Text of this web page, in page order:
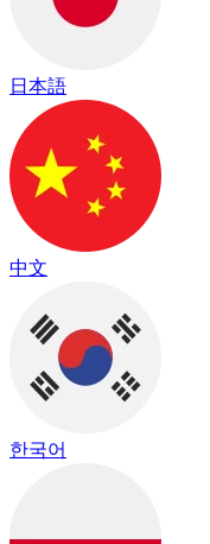
日本語
中文
한국어